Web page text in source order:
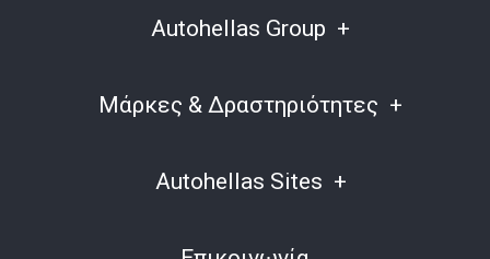
Autohellas Group
Μάρκες & Δραστηριότητες
Autohellas Sites